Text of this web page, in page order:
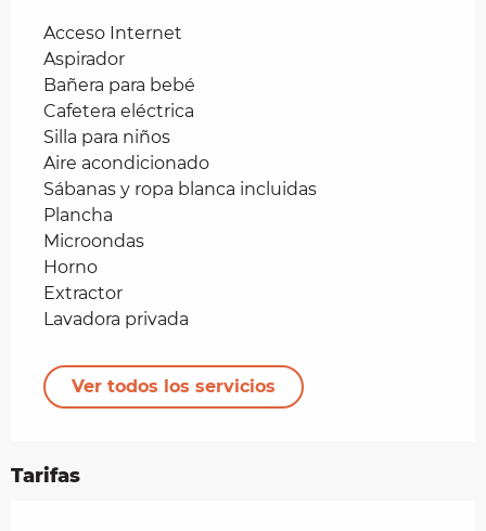
Acceso Internet
Aspirador
Bañera para bebé
Cafetera eléctrica
Silla para niños
Aire acondicionado
Sábanas y ropa blanca incluidas
Plancha
Microondas
Horno
Extractor
Lavadora privada
Ver todos los servicios
Tarifas